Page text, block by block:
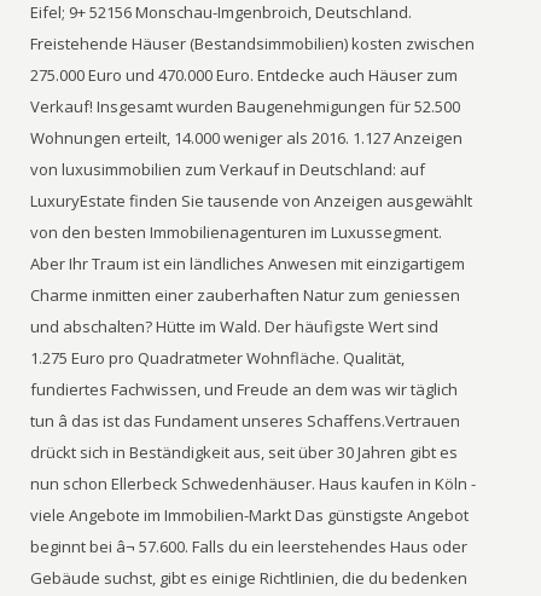
Eifel; 9+ 52156 Monschau-Imgenbroich, Deutschland.
Freistehende Häuser (Bestandsimmobilien) kosten zwischen
275.000 Euro und 470.000 Euro. Entdecke auch Häuser zum
Verkauf! Insgesamt wurden Baugenehmigungen für 52.500
Wohnungen erteilt, 14.000 weniger als 2016. 1.127 Anzeigen
von luxusimmobilien zum Verkauf in Deutschland: auf
LuxuryEstate finden Sie tausende von Anzeigen ausgewählt
von den besten Immobilienagenturen im Luxussegment.
Aber Ihr Traum ist ein ländliches Anwesen mit einzigartigem
Charme inmitten einer zauberhaften Natur zum geniessen
und abschalten? Hütte im Wald. Der häufigste Wert sind
1.275 Euro pro Quadratmeter Wohnfläche. Qualität,
fundiertes Fachwissen, und Freude an dem was wir täglich
tun â das ist das Fundament unseres Schaffens.Vertrauen
drückt sich in Beständigkeit aus, seit über 30 Jahren gibt es
nun schon Ellerbeck Schwedenhäuser. Haus kaufen in Köln -
viele Angebote im Immobilien-Markt Das günstigste Angebot
beginnt bei â¬ 57.600. Falls du ein leerstehendes Haus oder
Gebäude suchst, gibt es einige Richtlinien, die du bedenken